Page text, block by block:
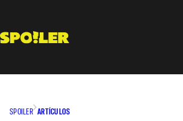
contenido
SPOILER ARTÍCULOS